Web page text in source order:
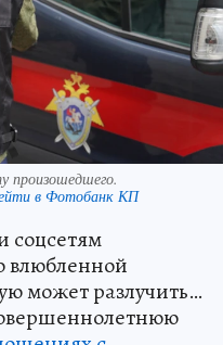
произошедшего.
в Фотобанк КП
соцсетям
влюбленной
может разлучить…